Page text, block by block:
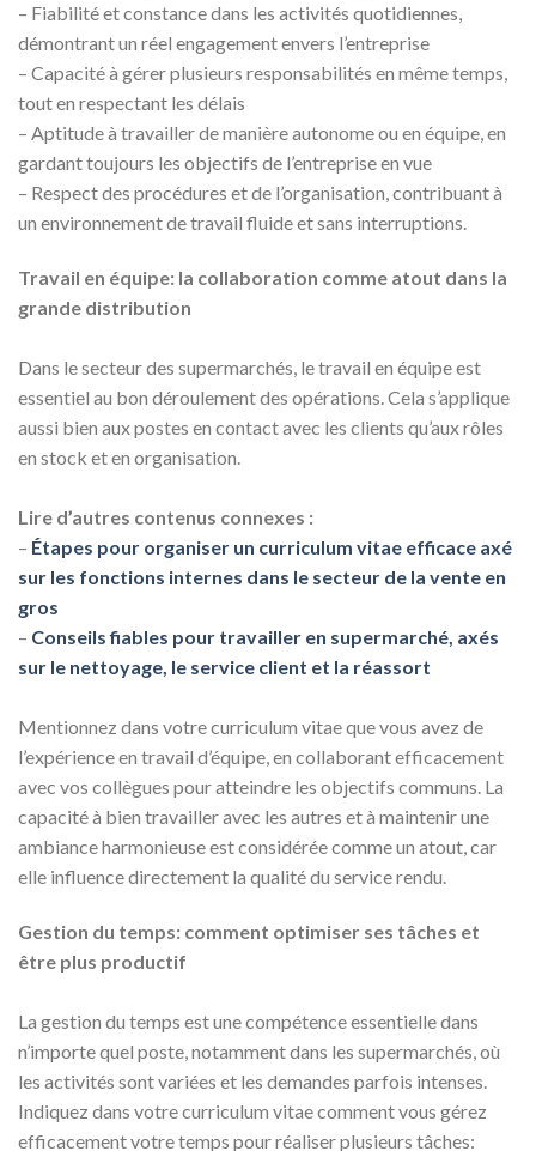
– Fiabilité et constance dans les activités quotidiennes,
démontrant un réel engagement envers l’entreprise
– Capacité à gérer plusieurs responsabilités en même temps,
tout en respectant les délais
– Aptitude à travailler de manière autonome ou en équipe, en
gardant toujours les objectifs de l’entreprise en vue
– Respect des procédures et de l’organisation, contribuant à
un environnement de travail fluide et sans interruptions.
Travail en équipe: la collaboration comme atout dans la
grande distribution
Dans le secteur des supermarchés, le travail en équipe est
essentiel au bon déroulement des opérations. Cela s’applique
aussi bien aux postes en contact avec les clients qu’aux rôles
en stock et en organisation.
Lire d’autres contenus connexes :
– Étapes pour organiser un curriculum vitae efficace axé
sur les fonctions internes dans le secteur de la vente en
gros
– Conseils fiables pour travailler en supermarché, axés
sur le nettoyage, le service client et la réassort
Mentionnez dans votre curriculum vitae que vous avez de
l’expérience en travail d’équipe, en collaborant efficacement
avec vos collègues pour atteindre les objectifs communs. La
capacité à bien travailler avec les autres et à maintenir une
ambiance harmonieuse est considérée comme un atout, car
elle influence directement la qualité du service rendu.
Gestion du temps: comment optimiser ses tâches et
être plus productif
La gestion du temps est une compétence essentielle dans
n’importe quel poste, notamment dans les supermarchés, où
les activités sont variées et les demandes parfois intenses.
Indiquez dans votre curriculum vitae comment vous gérez
efficacement votre temps pour réaliser plusieurs tâches: